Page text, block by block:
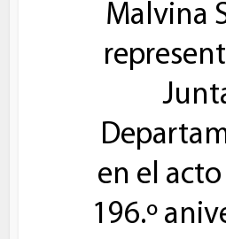
Malvina
en el
196.º